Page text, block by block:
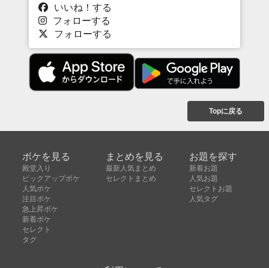
いいね！する
フォローする
フォローする
Topに戻る
ボケを見る
殿堂入り
ピックアップボケ
人気ボケ
注目ボケ
急上昇ボケ
新着ボケ
セレクト
タグ
まとめを見る
最新人気まとめ
セレクトまとめ
お題を探す
新着お題
人気お題
セレクトお題
人気タグ